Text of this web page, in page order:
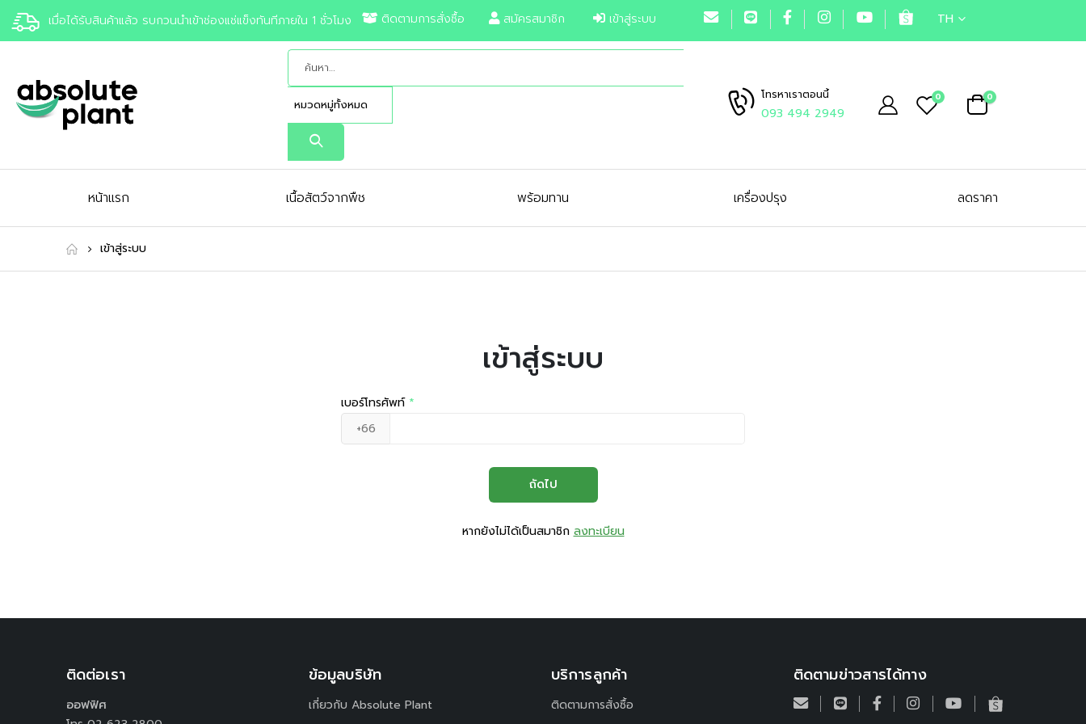
เมื่อได้รับสินค้าแล้ว รบกวนนำเข้าช่องแช่แข็งทันทีภายใน 1 ชั่วโมง ติดตามการสั่งซื้อ สมัครสมาชิก เข้าสู่ระบบ TH
โทรหาเราตอนนี้
093 494 2949
0 0
หน้าแรก เนื้อสัตว์จากพืช พร้อมทาน เครื่องปรุง ลดราคา
เข้าสู่ระบบ
เข้าสู่ระบบ
เบอร์โทรศัพท์ *
ถัดไป
หากยังไม่ได้เป็นสมาชิก ลงทะเบียน
ติดต่อเรา
ออฟฟิศ
ข้อมูลบริษัท
เกี่ยวกับ Absolute Plant
บริการลูกค้า
ติดตามการสั่งซื้อ
ติดตามข่าวสารได้ทาง